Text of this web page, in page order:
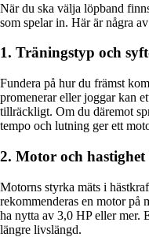
När du ska välja löpband
som spelar in. Här är några
1. Träningstyp och
Fundera på hur du främst
promenerar eller joggar kan
tillräckligt. Om du däremot
tempo och lutning ger ett
2. Motor och hastighet
Motorns styrka mäts i
rekommenderas en motor på
ha nytta av 3,0 HP eller mer.
längre livslängd.